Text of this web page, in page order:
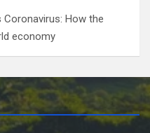
Coronavirus: How the
economy